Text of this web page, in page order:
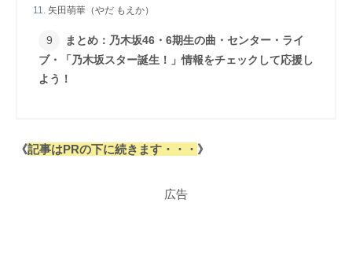
矢田萌華（やだ もえか）
まとめ：乃木坂46・6期生の曲・センター・ライ
ブ・「乃木坂スター誕生！」情報をチェックして応援し
よう！
《記事はPRの下に続きます・・・ 》
広告